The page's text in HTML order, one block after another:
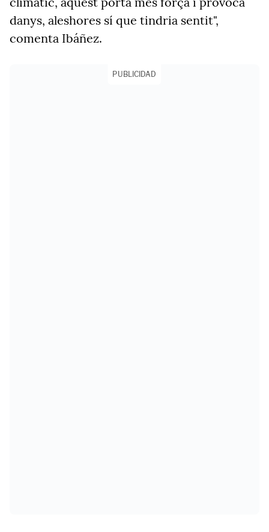
danys, aleshores sí que tindria sentit",
comenta Ibáñez.
PUBLICIDAD